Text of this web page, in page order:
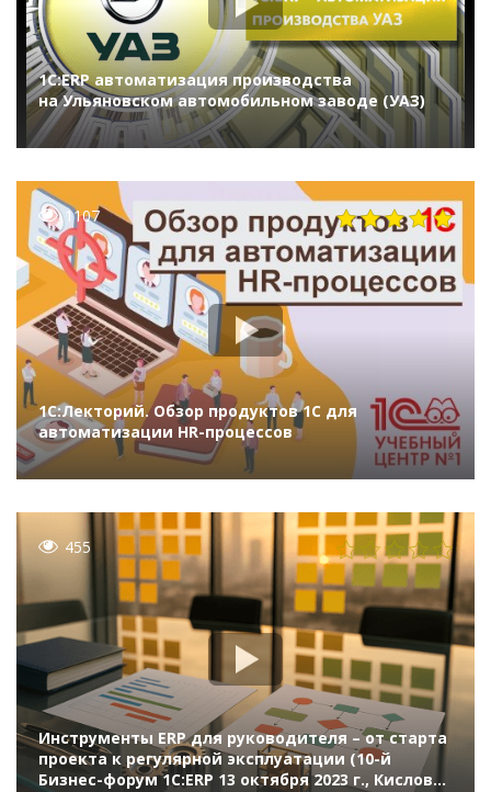
1С:ERP автоматизация производства
на Ульяновском автомобильном заводе (УАЗ)
1107
1С:Лекторий. Обзор продуктов 1С для
автоматизации HR-процессов
455
Инструменты ERP для руководителя – от старта
проекта к регулярной эксплуатации (10-й
Бизнес-форум 1С:ERP 13 октября 2023 г., Кислов